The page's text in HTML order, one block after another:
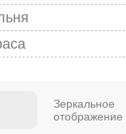
Зеркальное
отображение